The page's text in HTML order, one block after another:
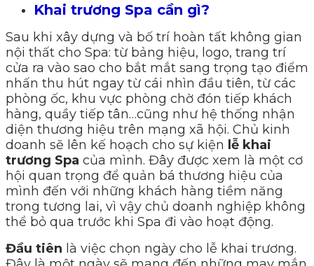
Khai trương Spa cần gì?
Sau khi xây dựng và bố trí hoàn tất không gian
nội thất cho Spa: từ bảng hiệu, logo, trang trí
cửa ra vào sao cho bắt mắt sang trọng tạo điểm
nhấn thu hút ngay từ cái nhìn đầu tiên, từ các
phòng ốc, khu vực phòng chờ đón tiếp khách
hàng, quầy tiếp tân…cũng như hệ thống nhận
diện thương hiệu trên mạng xã hội. Chủ kinh
doanh sẽ lên kế hoạch cho sự kiện lễ khai
trương Spa của mình. Đây được xem là một cơ
hội quan trọng để quản bá thương hiệu của
mình đến với những khách hàng tiềm năng
trong tương lai, vì vậy chủ doanh nghiệp không
thể bỏ qua trước khi Spa đi vào hoạt động.
Đầu tiên là việc chọn ngày cho lễ khai trương.